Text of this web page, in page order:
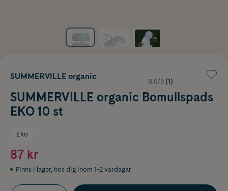
SUMMERVILLE organic
5.0/5 (1)
SUMMERVILLE organic Bomullspads
EKO 10 st
Eko
87 kr
Finns i lager, hos dig inom 1-2 vardagar